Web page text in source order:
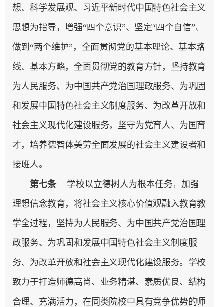
想、科学发展观、习近平新时代中国特色社会主义
思想为指导，增强“四个意识”、坚定“四个自信”、
做到“两个维护”，全面贯彻党的基本理论、基本路
线、基本方略，全面贯彻党的教育方针，坚持教育
为人民服务、为中国共产党治国理政服务、为巩固
和发展中国特色社会主义制度服务、为改革开放和
社会主义现代化建设服务，坚守为党育人、为国育
才，培养德智体美劳全面发展的社会主义建设者和
接班人。
第七条 学校以立德树人为根本任务，加强
理想信念教育，将社会主义核心价值观融入教育教
学全过程，坚持为人民服务、为中国共产党治国理
政服务、为巩固和发展中国特色社会主义制度服
务、为改革开放和社会主义现代化建设服务。学校
致力于打造师德高尚、业务精湛、素质优良、结构
合理、充满活力，在同类院校中具有竞争优势的师